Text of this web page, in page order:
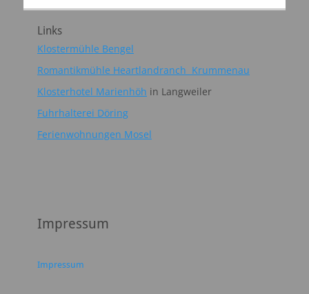
Links
Klostermühle Bengel
Romantikmühle Heartlandranch Krummenau
Klosterhotel Marienhöh in Langweiler
Fuhrhalterei Döring
Ferienwohnungen Mosel
Impressum
Impressum